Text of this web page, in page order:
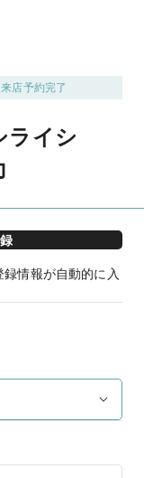
来店予約完了
ライシ
情報が自動的に入